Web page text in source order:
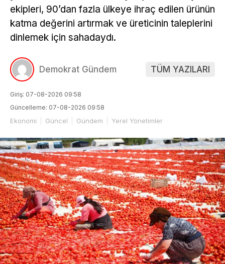
ekipleri, 90’dan fazla ülkeye ihraç edilen ürünün
katma değerini artırmak ve üreticinin taleplerini
dinlemek için sahadaydı.
Demokrat Gündem TÜM YAZILARI
Giriş: 07-08-2026 09:58
Güncelleme: 07-08-2026 09:58
Ekonomi Güncel Gündem Yerel Yönetimler